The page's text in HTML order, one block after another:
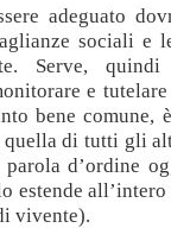
adeguato
sociali e
Serve, quindi
e
bene comune,
quella di tutti gli
d’ordine
estende
vivente).